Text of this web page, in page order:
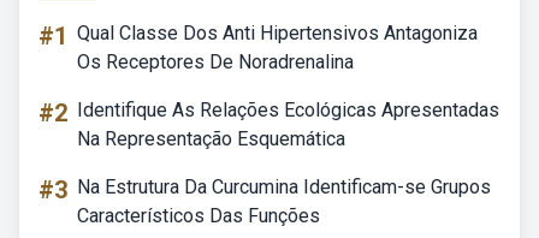
#1 Qual Classe Dos Anti Hipertensivos Antagoniza
Os Receptores De Noradrenalina
#2 Identifique As Relações Ecológicas Apresentadas
Na Representação Esquemática
#3 Na Estrutura Da Curcumina Identificam-se Grupos
Característicos Das Funções